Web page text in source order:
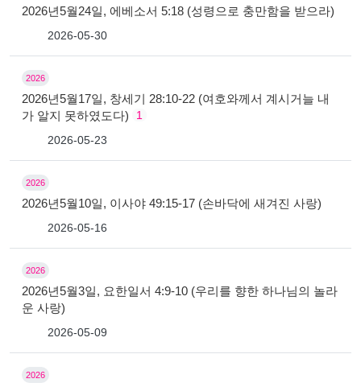
2026년5월24일, 에베소서 5:18 (성령으로 충만함을 받으라)
2026-05-30
2026
2026년5월17일, 창세기 28:10-22 (여호와께서 계시거늘 내
가 알지 못하였도다)
1
2026-05-23
2026
2026년5월10일, 이사야 49:15-17 (손바닥에 새겨진 사랑)
2026-05-16
2026
2026년5월3일, 요한일서 4:9-10 (우리를 향한 하나님의 놀라
운 사랑)
2026-05-09
2026